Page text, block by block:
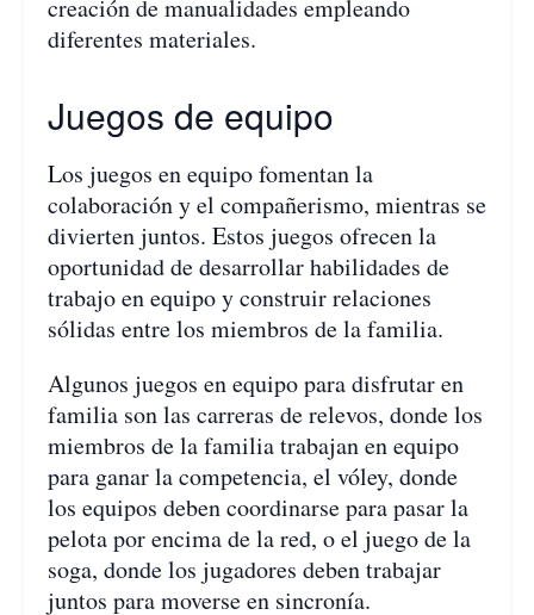
creación de manualidades empleando
diferentes materiales.
Juegos de equipo
Los juegos en equipo fomentan la
colaboración y el compañerismo, mientras se
divierten juntos. Estos juegos ofrecen la
oportunidad de desarrollar habilidades de
trabajo en equipo y construir relaciones
sólidas entre los miembros de la familia.
Algunos juegos en equipo para disfrutar en
familia son las carreras de relevos, donde los
miembros de la familia trabajan en equipo
para ganar la competencia, el vóley, donde
los equipos deben coordinarse para pasar la
pelota por encima de la red, o el juego de la
soga, donde los jugadores deben trabajar
juntos para moverse en sincronía.